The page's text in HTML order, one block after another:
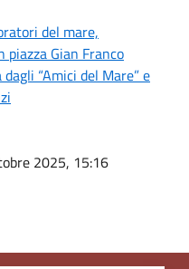
del mare,
Gian Franco
“Amici del Mare” e
2025, 15:16